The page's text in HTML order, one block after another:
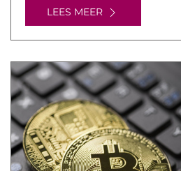
LEES MEER